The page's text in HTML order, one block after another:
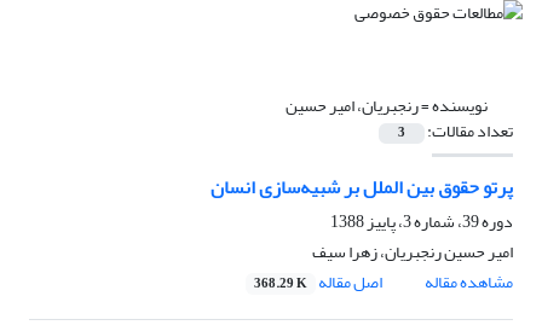
نویسنده =رنجبریان، امیر حسین
تعداد مقالات: 3
پرتو حقوق بین الملل بر شبیه‌سازی انسان
دوره 39، شماره 3، پاییز 1388
امیر حسین رنجبریان، زهرا سیف
مشاهده مقاله
اصل مقاله 368.29 K